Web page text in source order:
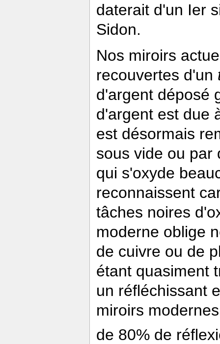
daterait d'un Ier
Sidon.
Nos miroirs
recouvertes d'un
d'argent déposé
d'argent est due
est désormais
sous vide ou par
qui s'oxyde
reconnaissent
tâches noires
moderne oblige
de cuivre ou de
étant quasiment
un réfléchissant
miroirs
de 80% de